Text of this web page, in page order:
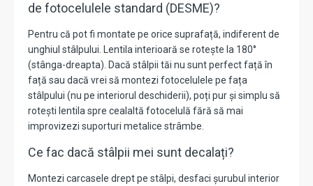
de fotocelulele standard (DESME)?
Pentru că pot fi montate pe orice suprafață, indiferent de
unghiul stâlpului. Lentila interioară se rotește la 180°
(stânga-dreapta). Dacă stâlpii tăi nu sunt perfect față în
față sau dacă vrei să montezi fotocelulele pe fața
stâlpului (nu pe interiorul deschiderii), poți pur și simplu să
rotești lentila spre cealaltă fotocelulă fără să mai
improvizezi suporturi metalice strâmbe.
Ce fac dacă stâlpii mei sunt decalați?
Montezi carcasele drept pe stâlpi, desfaci șurubul interior